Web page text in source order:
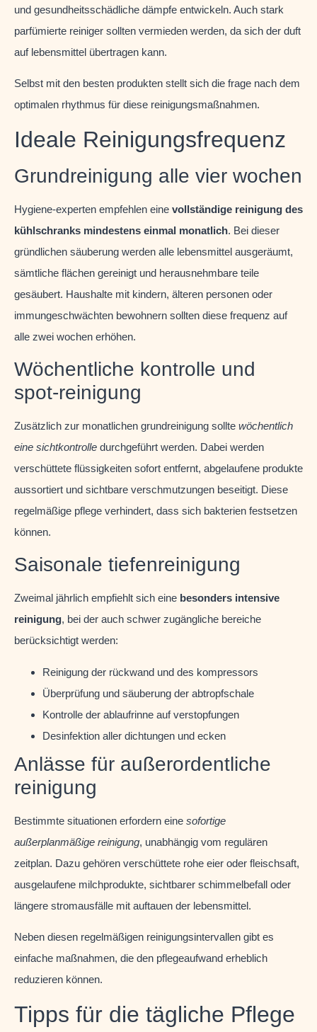
und gesundheitsschädliche dämpfe entwickeln. Auch stark
parfümierte reiniger sollten vermieden werden, da sich der duft
auf lebensmittel übertragen kann.
Selbst mit den besten produkten stellt sich die frage nach dem
optimalen rhythmus für diese reinigungsmaßnahmen.
Ideale Reinigungsfrequenz
Grundreinigung alle vier wochen
Hygiene-experten empfehlen eine vollständige reinigung des
kühlschranks mindestens einmal monatlich. Bei dieser
gründlichen säuberung werden alle lebensmittel ausgeräumt,
sämtliche flächen gereinigt und herausnehmbare teile
gesäubert. Haushalte mit kindern, älteren personen oder
immungeschwächten bewohnern sollten diese frequenz auf
alle zwei wochen erhöhen.
Wöchentliche kontrolle und
spot-reinigung
Zusätzlich zur monatlichen grundreinigung sollte wöchentlich
eine sichtkontrolle durchgeführt werden. Dabei werden
verschüttete flüssigkeiten sofort entfernt, abgelaufene produkte
aussortiert und sichtbare verschmutzungen beseitigt. Diese
regelmäßige pflege verhindert, dass sich bakterien festsetzen
können.
Saisonale tiefenreinigung
Zweimal jährlich empfiehlt sich eine besonders intensive
reinigung, bei der auch schwer zugängliche bereiche
berücksichtigt werden:
Reinigung der rückwand und des kompressors
Überprüfung und säuberung der abtropfschale
Kontrolle der ablaufrinne auf verstopfungen
Desinfektion aller dichtungen und ecken
Anlässe für außerordentliche
reinigung
Bestimmte situationen erfordern eine sofortige
außerplanmäßige reinigung, unabhängig vom regulären
zeitplan. Dazu gehören verschüttete rohe eier oder fleischsaft,
ausgelaufene milchprodukte, sichtbarer schimmelbefall oder
längere stromausfälle mit auftauen der lebensmittel.
Neben diesen regelmäßigen reinigungsintervallen gibt es
einfache maßnahmen, die den pflegeaufwand erheblich
reduzieren können.
Tipps für die tägliche Pflege